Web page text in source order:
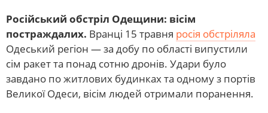
Російський обстріл Одещини: вісім
постраждалих. Вранці 15 травня росія обстріляла
Одеський регіон — за добу по області випустили
сім ракет та понад сотню дронів. Удари було
завдано по житлових будинках та одному з портів
Великої Одеси, вісім людей отримали поранення.